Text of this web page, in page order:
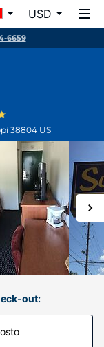
USD
6659
38804 US
out: